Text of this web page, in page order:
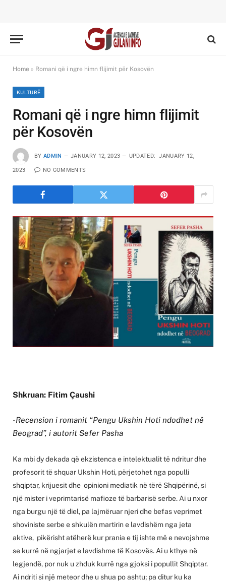
Home » Romani që i ngre himn flijimit për Kosovën
KULTURË
Romani që i ngre himn flijimit
për Kosovën
BY ADMIN JANUARY 12, 2023 UPDATED: JANUARY 12,
2023 NO COMMENTS
Shkruan: Fitim Çaushi
-Recension i romanit “Pengu Ukshin Hoti ndodhet në
Beograd”, i autorit Sefer Pasha
Ka mbi dy dekada që ekzistenca e intelektualit të ndritur dhe
profesorit të shquar Ukshin Hoti, përjetohet nga populli
shqiptar, krijuesit dhe opinioni mediatik në tërë Shqipërinë, si
një mister i veprimtarisë mafioze të barbarisë serbe. Ai u nxor
nga burgu një të diel, pa lajmëruar njeri dhe befas veprimet
shoviniste serbe e shkulën martirin e lavdishëm nga jeta
aktive, pikërisht atëherë kur prania e tij ishte më e nevojshme
se kurrë në ngjarjet e lavdishme të Kosovës. Ai u kthye në
legjendë, por nuk u zhduk kurrë nga gjoksi i popullit Shqiptar.
Ai ndriti si një meteor dhe u shua po ashtu; pa ditur ku ka